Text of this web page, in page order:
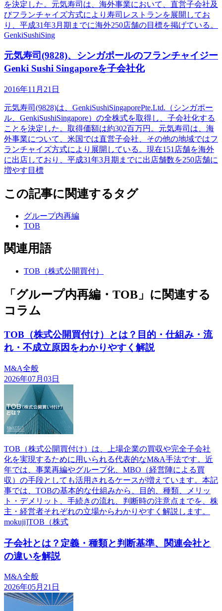
を決定した。元気寿司は、海外事業において、直営子会社及
びフランチャイズ方式により寿司レストランを展開してお
り、平成31年3月期までに海外250店舗の目標を掲げている。
GenkiSushiSing
元気寿司(9828)、シンガポールのフランチャイジー
Genki Sushi Singaporeを子会社化
2016年11月21日
元気寿司(9828)は、GenkiSushiSingaporePte.Ltd.（シンガポー
ル、GenkiSushiSingapore）の全株式を取得し、子会社化する
ことを決定した。取得価額は約302百万円。元気寿司は、海
外事業について、米国では直営子会社、その他の地域ではフ
ランチャイズ方式により展開している。現在151店舗を海外
に出店しており、平成31年3月期までに出店舗数を250店舗に
増やす目標
この記事に関連するタグ
グループ内再編
TOB
関連用語
TOB（株式公開買付）
「グループ内再編・TOB」に関連する
コラム
TOB（株式公開買付け）とは？目的・仕組み・流
れ・不成立原因をわかりやすく解説
M&A全般
2026年07月03日
TOB（株式公開買付け）は、上場企業の買収や完全子会社
化を実現するために用いられる代表的なM&A手法です。近
年では、事業再編やグループ化、MBO（経営陣による買
収）の手段としても活用されるケースが増えています。本記
事では、TOBの基本的な仕組みから、目的、種類、メリッ
ト・デメリット、手続きの流れ、判断時の注意点までを、株
主・経営者それぞれの立場からわかりやすく解説します。
mokuji]TOB（株式
子会社とは？定義・種類と判断基準、関連会社と
の違いを解説
M&A全般
2026年05月21日